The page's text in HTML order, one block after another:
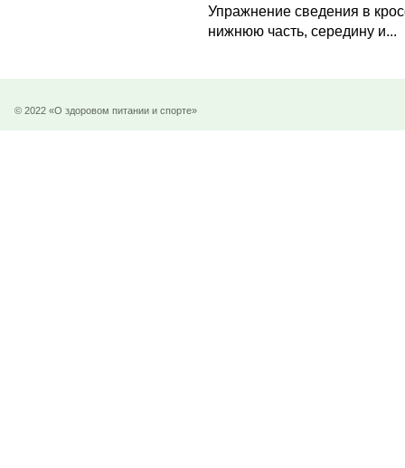
Упражнение сведения в
нижнюю часть, середину и...
© 2022 «О здоровом питании и спорте»